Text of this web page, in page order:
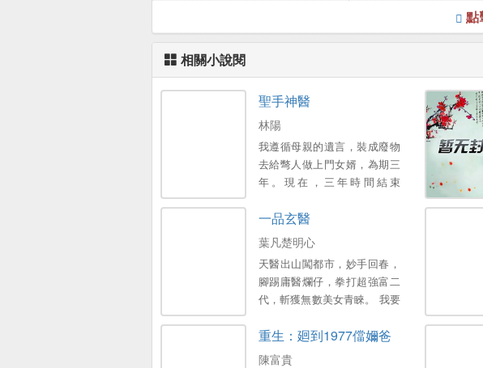
點
相關小說閱
聖手神醫
林陽
我遵循母親的遺言，裝成廢物
去給彆人做上門女婿，為期三
年。現在，三年時間結束
一品玄醫
葉凡楚明心
天醫出山闖都市，妙手回春，
腳踢庸醫爛仔，拳打超強富二
代，斬獲無數美女青睞。 我要
握天下權，醉臥美人膝！。
重生：廻到1977儅嬭爸
陳富貴